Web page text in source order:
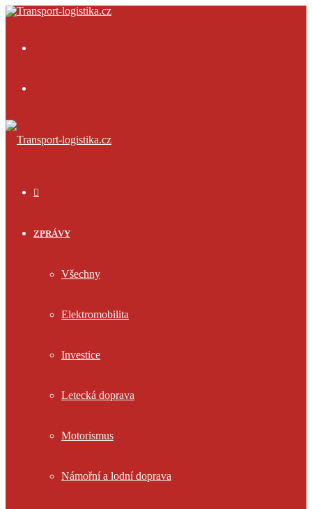
ZPRÁVY
Všechny
Elektromobilita
Investice
Letecká doprava
Motorismus
Námořní a lodní doprava